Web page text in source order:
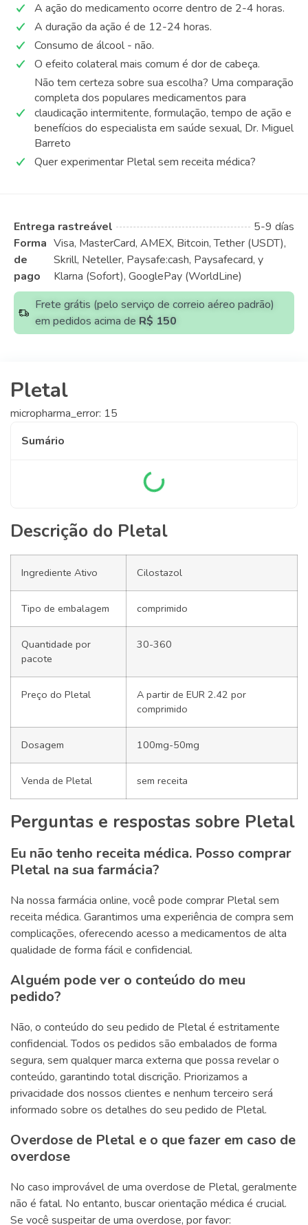
A ação do medicamento ocorre dentro de 2-4 horas.
A duração da ação é de 12-24 horas.
Consumo de álcool - não.
O efeito colateral mais comum é dor de cabeça.
Não tem certeza sobre sua escolha? Uma comparação
completa dos populares medicamentos para
claudicação intermitente, formulação, tempo de ação e
benefícios do especialista em saúde sexual, Dr. Miguel
Barreto
Quer experimentar Pletal sem receita médica?
Entrega rastreável
5-9 días
Forma
de
pago
Visa, MasterCard, AMEX, Bitcoin, Tether (USDT),
Skrill, Neteller, Paysafe:cash, Paysafecard, y
Klarna (Sofort), GooglePay (WorldLine)
Frete grátis (pelo serviço de correio aéreo padrão)
em pedidos acima de R$ 150
Pletal
micropharma_error: 15
Sumário
Descrição do Pletal
Ingrediente Ativo Cilostazol
Tipo de embalagem comprimido
Quantidade por
pacote
30-360
Preço do Pletal
A partir de EUR 2.42 por
comprimido
Dosagem 100mg-50mg
Venda de Pletal sem receita
Perguntas e respostas sobre Pletal
Eu não tenho receita médica. Posso comprar
Pletal na sua farmácia?
Na nossa farmácia online, você pode comprar Pletal sem
receita médica. Garantimos uma experiência de compra sem
complicações, oferecendo acesso a medicamentos de alta
qualidade de forma fácil e confidencial.
Alguém pode ver o conteúdo do meu
pedido?
Não, o conteúdo do seu pedido de Pletal é estritamente
confidencial. Todos os pedidos são embalados de forma
segura, sem qualquer marca externa que possa revelar o
conteúdo, garantindo total discrição. Priorizamos a
privacidade dos nossos clientes e nenhum terceiro será
informado sobre os detalhes do seu pedido de Pletal.
Overdose de Pletal e o que fazer em caso de
overdose
No caso improvável de uma overdose de Pletal, geralmente
não é fatal. No entanto, buscar orientação médica é crucial.
Se você suspeitar de uma overdose, por favor: